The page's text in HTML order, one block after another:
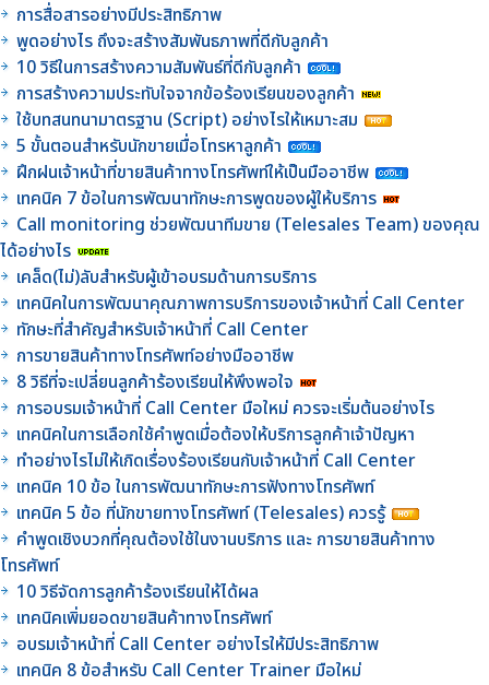
การสื่อสารอย่างมีประสิทธิภาพ
พูดอย่างไร ถึงจะสร้างสัมพันธภาพที่ดีกับลูกค้า
10 วิธีในการสร้างความสัมพันธ์ที่ดีกับลูกค้า
การสร้างความประทับใจจากข้อร้องเรียนของลูกค้า
ใช้บทสนทนามาตรฐาน (Script) อย่างไรให้เหมาะสม
5 ขั้นตอนสำหรับนักขายเมื่อโทรหาลูกค้า
ฝึกฝนเจ้าหน้าที่ขายสินค้าทางโทรศัพท์ให้เป็นมืออาชีพ
เทคนิค 7 ข้อในการพัฒนาทักษะการพูดของผู้ให้บริการ
Call monitoring ช่วยพัฒนาทีมขาย (Telesales Team) ของคุณ
ได้อย่างไร
เคล็ด(ไม่)ลับสำหรับผู้เข้าอบรมด้านการบริการ
เทคนิคในการพัฒนาคุณภาพการบริการของเจ้าหน้าที่ Call Center
ทักษะที่สำคัญสำหรับเจ้าหน้าที่ Call Center
การขายสินค้าทางโทรศัพท์อย่างมืออาชีพ
8 วิธีที่จะเปลี่ยนลูกค้าร้องเรียนให้พึงพอใจ
การอบรมเจ้าหน้าที่ Call Center มือใหม่ ควรจะเริ่มต้นอย่างไร
เทคนิคในการเลือกใช้คำพูดเมื่อต้องให้บริการลูกค้าเจ้าปัญหา
ทำอย่างไรไม่ให้เกิดเรื่องร้องเรียนกับเจ้าหน้าที่ Call Center
เทคนิค 10 ข้อ ในการพัฒนาทักษะการฟังทางโทรศัพท์
เทคนิค 5 ข้อ ที่นักขายทางโทรศัพท์ (Telesales) ควรรู้
คำพูดเชิงบวกที่คุณต้องใช้ในงานบริการ และ การขายสินค้าทาง
โทรศัพท์
10 วิธีจัดการลูกค้าร้องเรียนให้ได้ผล
เทคนิคเพิ่มยอดขายสินค้าทางโทรศัพท์
อบรมเจ้าหน้าที่ Call Center อย่างไรให้มีประสิทธิภาพ
เทคนิค 8 ข้อสำหรับ Call Center Trainer มือใหม่